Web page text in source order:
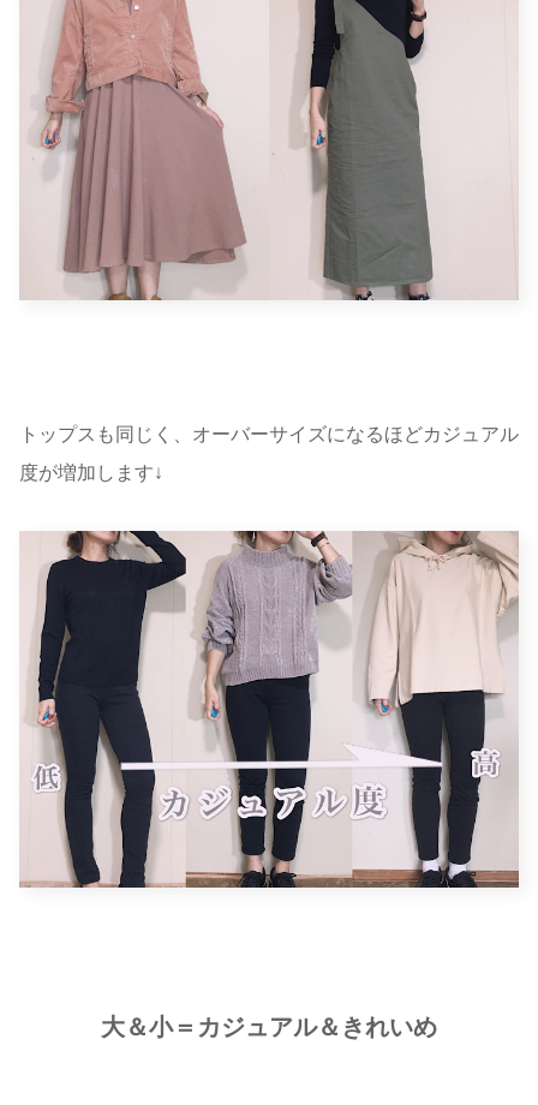
トップスも同じく、オーバーサイズになるほどカジュアル
度が増加します↓
大＆小＝カジュアル＆きれいめ